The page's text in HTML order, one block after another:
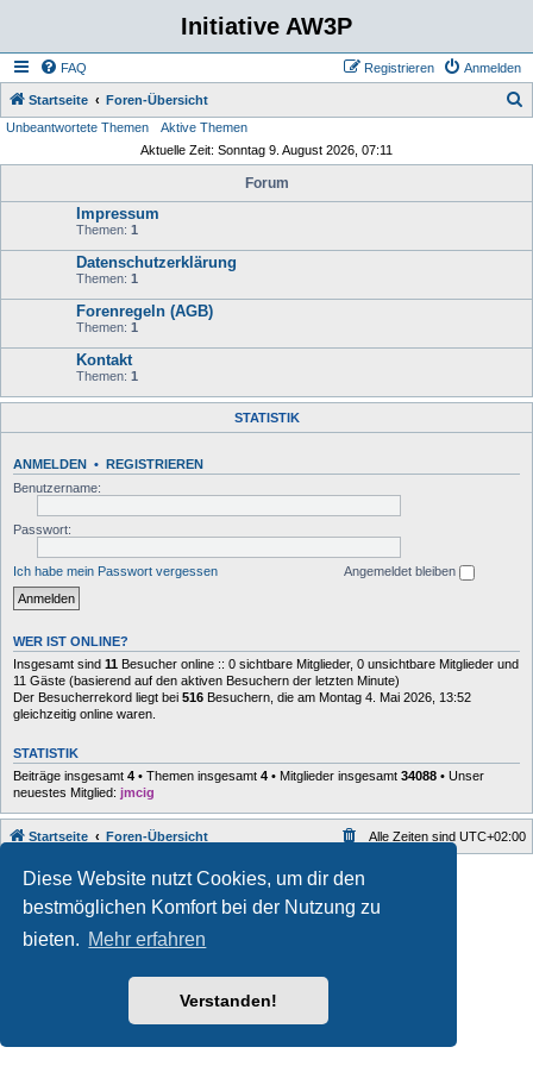
Diese Website nutzt Cookies, um dir den
bestmöglichen Komfort bei der Nutzung zu
bieten. Mehr erfahren
Verstanden!
Initiative AW3P
FAQ Anmelden
Registrieren
Startseite Foren-Übersicht
Unbeantwortete Themen
Aktive Themen
Aktuelle Zeit: Sonntag 9. August 2026, 07:11
Forum
Impressum
Themen: 1
Datenschutzerklärung
Themen: 1
Forenregeln (AGB)
Themen: 1
Kontakt
Themen: 1
STATISTIK
ANMELDEN • REGISTRIEREN
Benutzername:
Passwort:
Ich habe mein Passwort vergessen Angemeldet bleiben
WER IST ONLINE?
Insgesamt sind 11 Besucher online :: 0 sichtbare Mitglieder, 0 unsichtbare Mitglieder und
11 Gäste (basierend auf den aktiven Besuchern der letzten Minute)
Der Besucherrekord liegt bei 516 Besuchern, die am Montag 4. Mai 2026, 13:52
gleichzeitig online waren.
STATISTIK
Beiträge insgesamt 4 • Themen insgesamt 4 • Mitglieder insgesamt 34088 • Unser
neuestes Mitglied: jmcig
Startseite Foren-Übersicht Alle Zeiten sind UTC+02:00
Style developer by forum ,
Powered byphpBB ® Forum Software © phpBB Limited
Deutsche Übersetzung durchphpBB.de
Datenschutz